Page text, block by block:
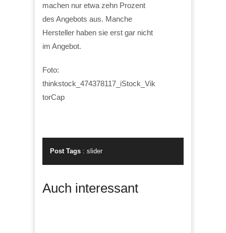
machen nur etwa zehn Prozent
des Angebots aus. Manche
Hersteller haben sie erst gar nicht
im Angebot.
Foto:
thinkstock_474378117_iStock_Vik
torCap
Post Tags : slider
Auch interessant